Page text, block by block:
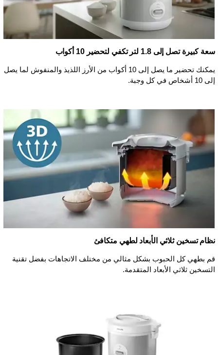
سعة كبيرة تصل إلى 1.8 لتر تكفي لتحضير 10 أكواب
يمكنك تحضير ما يصل إلى 10 أكواب من الأرز اللذيذ والمنفوش لما يصل
إلى 10 أشخاص في كل وجبة.
نظام تسخين ثلاثي الأبعاد لطهي متكافئ
قم بطهي كل الحبوب بشكل مثالي من مختلف الاتجاهات بفضل تقنية
التسخين ثلاثي الأبعاد المتقدمة.